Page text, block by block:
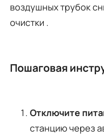
воздушных трубок
очистки .
Пошаговая
Отключите
станцию через